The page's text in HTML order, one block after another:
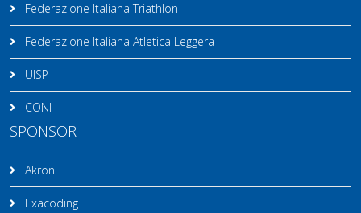
Federazione Italiana Triathlon
Federazione Italiana Atletica Leggera
UISP
CONI
SPONSOR
Akron
Exacoding